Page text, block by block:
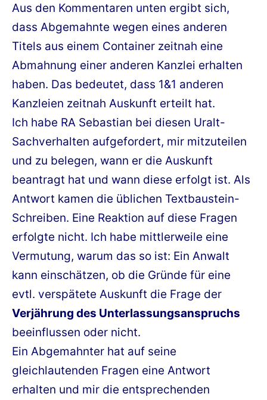
Aus den Kommentaren unten ergibt sich,
dass Abgemahnte wegen eines anderen
Titels aus einem Container zeitnah eine
Abmahnung einer anderen Kanzlei erhalten
haben. Das bedeutet, dass 1&1 anderen
Kanzleien zeitnah Auskunft erteilt hat.
Ich habe RA Sebastian bei diesen Uralt-
Sachverhalten aufgefordert, mir mitzuteilen
und zu belegen, wann er die Auskunft
beantragt hat und wann diese erfolgt ist. Als
Antwort kamen die üblichen Textbaustein-
Schreiben. Eine Reaktion auf diese Fragen
erfolgte nicht. Ich habe mittlerweile eine
Vermutung, warum das so ist: Ein Anwalt
kann einschätzen, ob die Gründe für eine
evtl. verspätete Auskunft die Frage der
Verjährung des Unterlassungsanspruchs
beeinflussen oder nicht.
Ein Abgemahnter hat auf seine
gleichlautenden Fragen eine Antwort
erhalten und mir die entsprechenden